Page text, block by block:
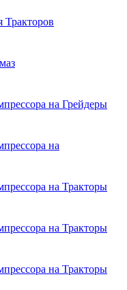
на Грейдеры
на
на Тракторы
на Тракторы
на Тракторы